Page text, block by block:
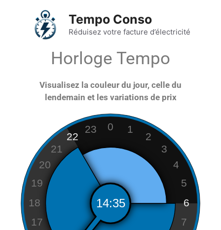
Tempo Conso
Réduisez votre facture d’électricité
Horloge Tempo
Visualisez la couleur du jour, celle du
lendemain et les variations de prix
0 1
2
3
4
5
6
7
17
18
19
20
21
22
23
14:35